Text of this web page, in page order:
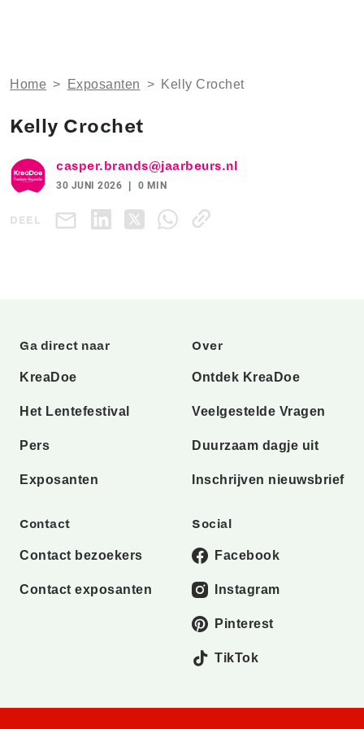
Home > Exposanten > Kelly Crochet
Kelly Crochet
casper.brands@jaarbeurs.nl
30 JUNI 2026 0 MIN
DEEL
Ga direct naar
KreaDoe
Het Lentefestival
Pers
Exposanten
Over
Ontdek KreaDoe
Veelgestelde Vragen
Duurzaam dagje uit
Inschrijven nieuwsbrief
Contact
Contact bezoekers
Contact exposanten
Social
Facebook
Instagram
Pinterest
TikTok